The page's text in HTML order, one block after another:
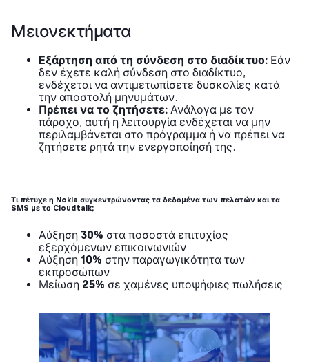
Μειονεκτήματα
Εξάρτηση από τη σύνδεση στο διαδίκτυο: Εάν
δεν έχετε καλή σύνδεση στο διαδίκτυο,
ενδέχεται να αντιμετωπίσετε δυσκολίες κατά
την αποστολή μηνυμάτων.
Πρέπει να το ζητήσετε: Ανάλογα με τον
πάροχο, αυτή η λειτουργία ενδέχεται να μην
περιλαμβάνεται στο πρόγραμμα ή να πρέπει να
ζητήσετε ρητά την ενεργοποίησή της.
Τι πέτυχε η Nokia συγκεντρώνοντας τα δεδομένα των πελατών και τα
SMS με το Cloudtalk;
Αύξηση 30% στα ποσοστά επιτυχίας
εξερχόμενων επικοινωνιών
Αύξηση 10% στην παραγωγικότητα των
εκπροσώπων
Μείωση 25% σε χαμένες υποψήφιες πωλήσεις